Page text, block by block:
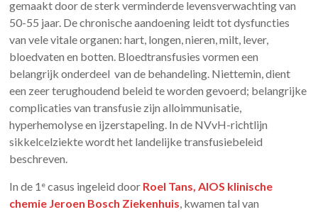
gemaakt door de sterk verminderde levensverwachting van
50-55 jaar. De chronische aandoening leidt tot dysfuncties
van vele vitale organen: hart, longen, nieren, milt, lever,
bloedvaten en botten. Bloedtransfusies vormen een
belangrijk onderdeel van de behandeling. Niettemin, dient
een zeer terughoudend beleid te worden gevoerd; belangrijke
complicaties van transfusie zijn alloimmunisatie,
hyperhemolyse en ijzerstapeling. In de NVvH-richtlijn
sikkelcelziekte wordt het landelijke transfusiebeleid
beschreven.
In de 1 e casus ingeleid door Roel Tans, AIOS klinische
chemie Jeroen Bosch Ziekenhuis, kwamen tal van